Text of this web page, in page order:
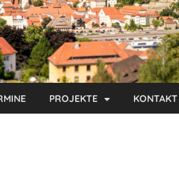
PROJEKTE KONTAKT